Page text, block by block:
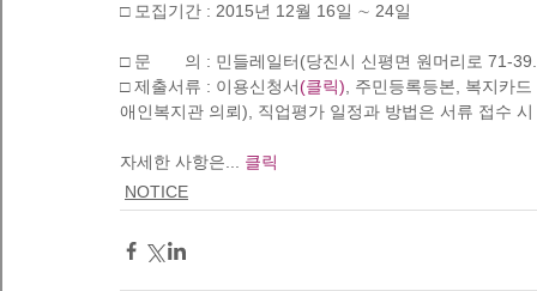
□ 모집기간 : 2015년 12월 16일 ∼ 24일
□ 문       의 : 민들레일터(당진시 신평면 원머리로 71-
□ 제출서류 : 이용신청서(클릭) , 주민등록등본, 복지카
애인복지관 의뢰), 직업평가 일정과 방법은 서류 접수
자세한 사항은... 클릭
NOTICE